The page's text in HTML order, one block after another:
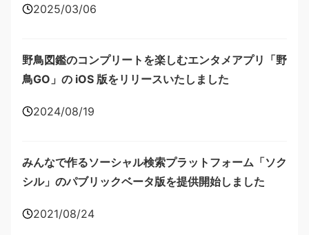
2025/03/06
野鳥図鑑のコンプリートを楽しむエンタメアプリ「野
鳥GO」の iOS 版をリリースいたしました
2024/08/19
みんなで作るソーシャル検索プラットフォーム「ソク
シル」のパブリックベータ版を提供開始しました
2021/08/24